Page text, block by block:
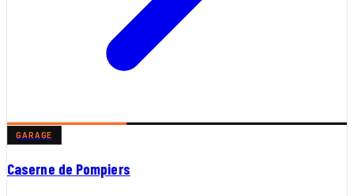
GARAGE
Caserne de Pompiers